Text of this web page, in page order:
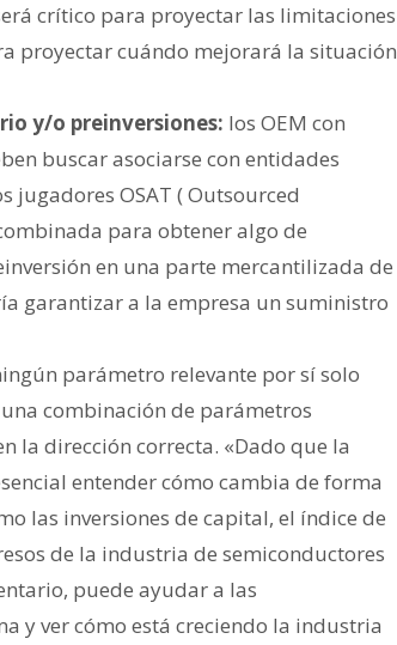
crítico para proyectar las limitaciones
proyectar cuándo mejorará la situación
y/o preinversiones: los OEM con
buscar asociarse con entidades
jugadores OSAT ( Outsourced
para obtener algo de
en una parte mercantilizada de
garantizar a la empresa un suministro
parámetro relevante por sí solo
combinación de parámetros
la dirección correcta. «Dado que la
entender cómo cambia de forma
las inversiones de capital, el índice de
de la industria de semiconductores
puede ayudar a las
y ver cómo está creciendo la industria